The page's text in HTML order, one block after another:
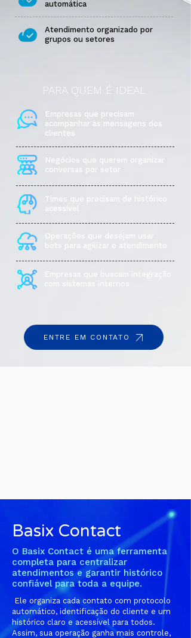
automática
Atendimento organizado por
grupos ou setores
PARA QUEM É IDEAL
Empresas que precisam
acompanhar as mensagens dos
clientes
Negócios que querem organizar
conversas por setor
Times que precisam de histórico
acessível
Operações que desejam usar
bots para agilizar o atendimento
Empresas que buscam integração
com sistemas internos
ENTRE EM CONTATO
Basix Contact
O Basix Contact é uma ferramenta
completa para centralizar
atendimentos e garantir histórico
confiável para toda a equipe.
Ele organiza cada contato com protocolo
automático, identificação do cliente e um
histórico claro e acessível para todos.
Assim, sua operação ganha mais controle,